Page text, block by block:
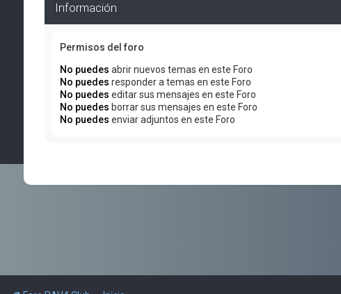
Información
Permisos del foro
No puedes abrir nuevos temas en este Foro
No puedes responder a temas en este Foro
No puedes editar sus mensajes en este Foro
No puedes borrar sus mensajes en este Foro
No puedes enviar adjuntos en este Foro